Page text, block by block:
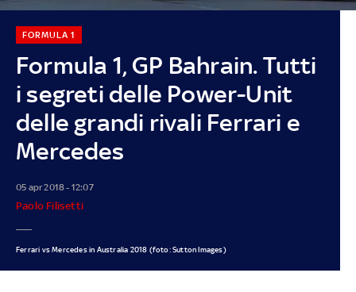
Formula 1, GP Bahrain. Tutti
i segreti delle Power-Unit
delle grandi rivali Ferrari e
Mercedes
FORMULA 1
05 apr 2018 - 12:07
Paolo Filisetti
Ferrari vs Mercedes in Australia 2018 (foto: Sutton Images)